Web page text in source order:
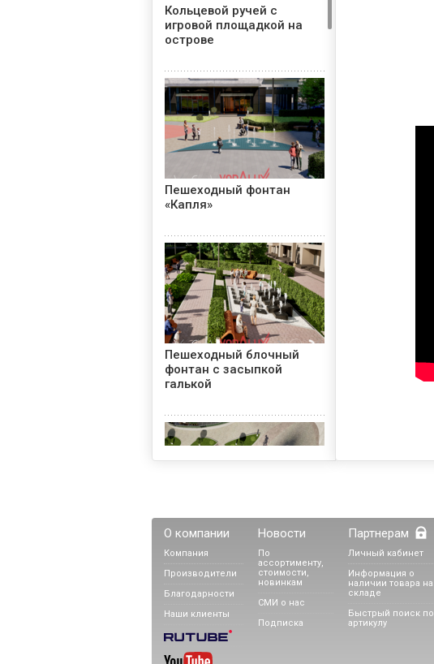
Кольцевой ручей с
игровой площадкой на
острове
Пешеходный фонтан
«Капля»
Пешеходный блочный
фонтан с засыпкой
галькой
Фонтан ручей "Ящерица"
О компании
Компания
Производители
Благодарности
Наши клиенты
Новости
По
ассортименту,
стоимости,
новинкам
СМИ о нас
Подписка
Партнерам
Личный кабинет
Информация о
наличии товара на
складе
Быстрый поиск по
артикулу